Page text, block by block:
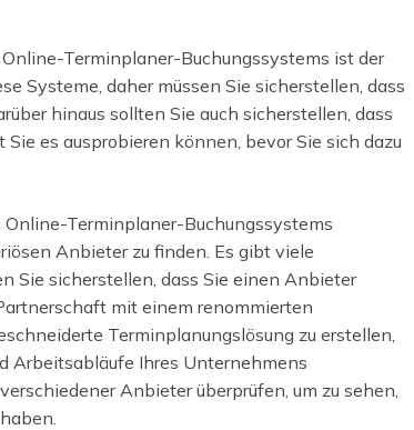
Terminplaner-Buchungssystems ist der
Systeme, daher müssen Sie sicherstellen, dass
hinaus sollten Sie auch sicherstellen, dass
es ausprobieren können, bevor Sie sich dazu
Terminplaner-Buchungssystems
Anbieter zu finden. Es gibt viele
Sie sicherstellen, dass Sie einen Anbieter
mit einem renommierten
Terminplanungslösung zu erstellen,
Arbeitsabläufe Ihres Unternehmens
Anbieter überprüfen, um zu sehen,